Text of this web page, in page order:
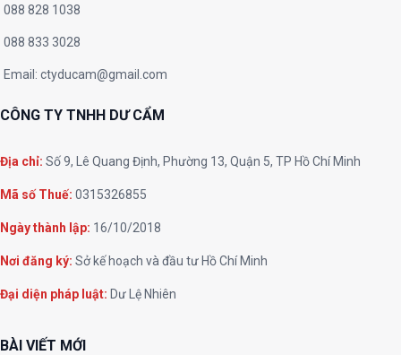
088 828 1038
088 833 3028
Email: ctyducam@gmail.com
CÔNG TY TNHH DƯ CẨM
Địa chỉ: Số 9, Lê Quang Định, Phường 13, Quận 5, TP Hồ Chí Minh
Mã số Thuế: 0315326855
Ngày thành lập: 16/10/2018
Nơi đăng ký: Sở kế hoạch và đầu tư Hồ Chí Minh
Đại diện pháp luật: Dư Lệ Nhiên
BÀI VIẾT MỚI